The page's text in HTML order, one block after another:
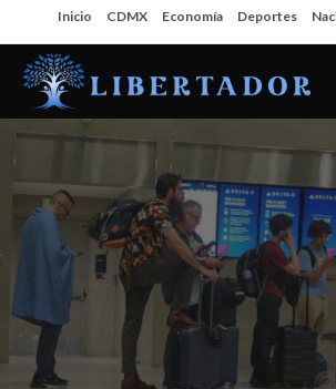
al
contenido
Inicio CDMX Economía Deportes
Libertador MX